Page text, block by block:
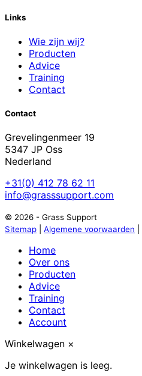
Links
Wie zijn wij?
Producten
Advice
Training
Contact
Contact
Grevelingenmeer 19
5347 JP Oss
Nederland
+31(0) 412 78 62 11
info@grasssupport.com
© 2026 - Grass Support
Sitemap
Algemene voorwaarden
Home
Over ons
Producten
Advice
Training
Contact
Account
Winkelwagen ×
Je winkelwagen is leeg.